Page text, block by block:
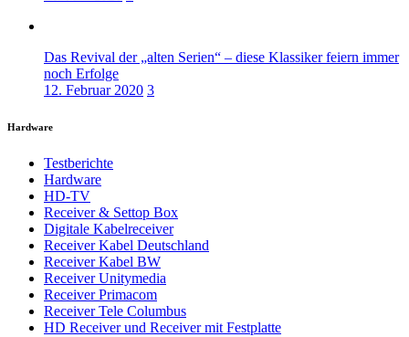
Das Revival der „alten Serien“ – diese Klassiker feiern immer
noch Erfolge
12. Februar 2020 3
Hardware
Testberichte
Hardware
HD-TV
Receiver & Settop Box
Digitale Kabelreceiver
Receiver Kabel Deutschland
Receiver Kabel BW
Receiver Unitymedia
Receiver Primacom
Receiver Tele Columbus
HD Receiver und Receiver mit Festplatte